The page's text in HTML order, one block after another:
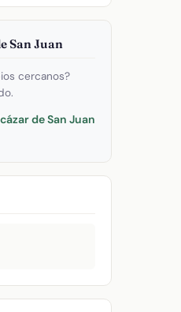
San Juan
cercanos?
de San Juan